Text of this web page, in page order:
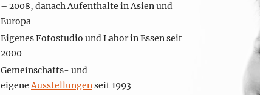
– 2008, danach Aufenthalte in Asien und
Europa
Eigenes Fotostudio und Labor in Essen seit
2000
Gemeinschafts- und
eigeneAusstellungenseit 1993